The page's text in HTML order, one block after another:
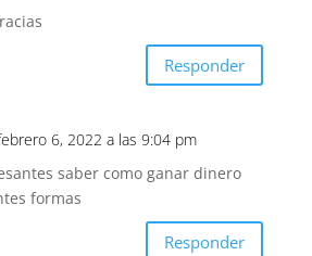
Responder
6, 2022 a las 9:04 pm
saber como ganar dinero
formas
Responder